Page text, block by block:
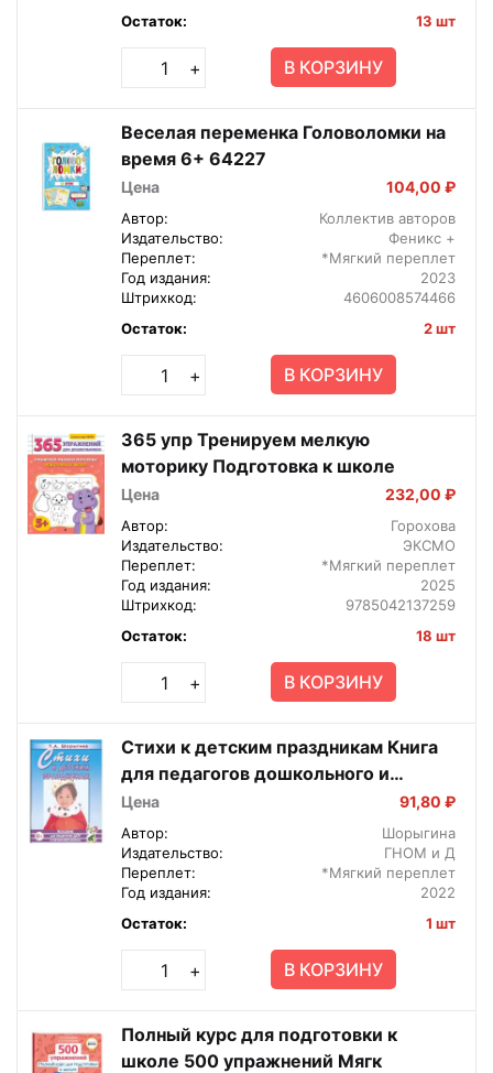
Остаток:
13 шт
+ В КОРЗИНУ
Веселая переменка Головоломки на
время 6+ 64227
Цена 104,00 ₽
Автор:
Коллектив авторов
Издательство:
Феникс +
Переплет:
*Мягкий переплет
Год издания:
2023
Штрихкод:
4606008574466
Остаток:
2 шт
+ В КОРЗИНУ
365 упр Тренируем мелкую
моторику Подготовка к школе
Цена 232,00 ₽
Автор:
Горохова
Издательство:
ЭКСМО
Переплет:
*Мягкий переплет
Год издания:
2025
Штрихкод:
9785042137259
Остаток:
18 шт
+ В КОРЗИНУ
Стихи к детским праздникам Книга
для педагогов дошкольного и
начального школьного образования
Цена 91,80 ₽
Автор:
Шорыгина
Издательство:
ГНОМ и Д
Переплет:
*Мягкий переплет
Год издания:
2022
Остаток:
1 шт
+ В КОРЗИНУ
Полный курс для подготовки к
школе 500 упражнений Мягк